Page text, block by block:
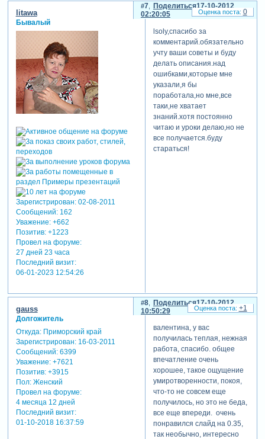
Поделиться
7
17-10-2012
02:20:05
litawa
Бывалый
Зарегистрирован: 02-08-2011
Сообщений:162
Уважение: +662
Позитив: +1223
Провел на форуме:
27 дней 23 часа
Последний визит:
06-01-2023 12:54:26
lsoly,спасибо за
комментарий.обязательно
учту ваши советы и буду
делать описания.над
ошибками,которые мне
указали,я бы
поработала,но мне,все
таки,не хватает
знаний.хотя постоянно
читаю и уроки делаю,но не
все получается.буду
стараться!
0
Поделиться
8
17-10-2012
10:50:29
gauss
Долгожитель
Откуда:Приморский край
Зарегистрирован: 16-03-2011
Сообщений:6399
Уважение: +7621
Позитив: +3915
Пол:Женский
Провел на форуме:
4 месяца 12 дней
Последний визит:
01-10-2018 16:37:59
валентина, у вас
получилась теплая, нежная
работа, спасибо. общее
впечатление очень
хорошее, такое ощущение
умиротворенности, покоя,
что-то не совсем еще
получилось, но это не беда,
все еще впереди. очень
понравился слайд на 0.35,
так необычно, интересно
+1